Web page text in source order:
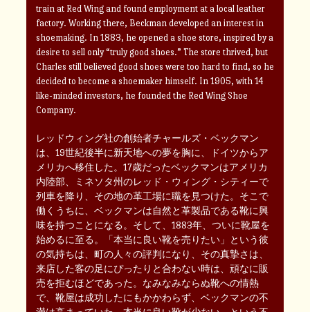
train at Red Wing and found employment at a local leather
factory. Working there, Beckman developed an interest in
shoemaking. In 1883, he opened a shoe store, inspired by a
desire to sell only “truly good shoes.” The store thrived, but
Charles still believed good shoes were too hard to find, so he
decided to become a shoemaker himself. In 1905, with 14
like-minded investors, he founded the Red Wing Shoe
Company.
レッドウィング社の創始者チャールズ・ベックマン
は、19世紀後半に新天地への夢を胸に、ドイツからア
メリカへ移住した。17歳だったベックマンはアメリカ
内陸部、ミネソタ州のレッド・ウィング・シティーで
列車を降り、その地の革工場に職を見つけた。そこで
働くうちに、ベックマンは自然と革製品である靴に興
味を持つことになる。そして、1883年、ついに靴屋を
始めるに至る。「本当に良い靴を売りたい」という彼
の気持ちは、町の人々の評判になり、その真摯さは、
来店した客の足にぴったりと合わない時は、頑なに販
売を拒むほどであった。なみなみならぬ靴への情熱
で、靴屋は成功したにもかかわらず、ベックマンの不